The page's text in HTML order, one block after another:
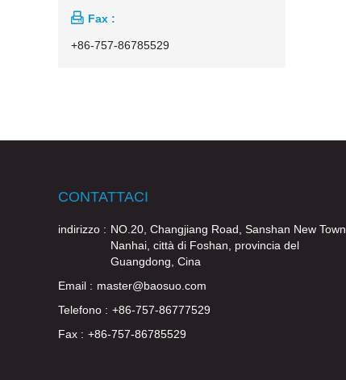
 Fax :
+86-757-86785529
CONTATTACI
indirizzo : NO.20, Changjiang Road, Sanshan New Town,
Nanhai, città di Foshan, provincia del
Guangdong, Cina
Email : master@baosuo.com
Telefono : +86-757-86777529
Fax : +86-757-86785529